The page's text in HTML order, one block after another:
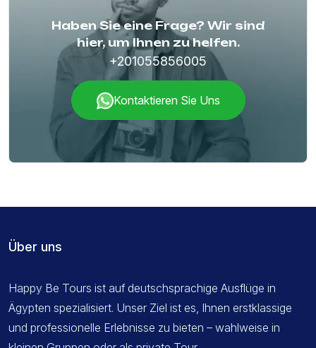
Haben Sie eine Frage? Wir sind
hier, um Ihnen zu helfen.
+201055856005
Kontaktieren Sie Uns
Über uns
Happy Be Tours ist auf deutschsprachige Ausflüge in
Ägypten spezialisiert. Unser Ziel ist es, Ihnen erstklassige
und professionelle Erlebnisse zu bieten – wahlweise in